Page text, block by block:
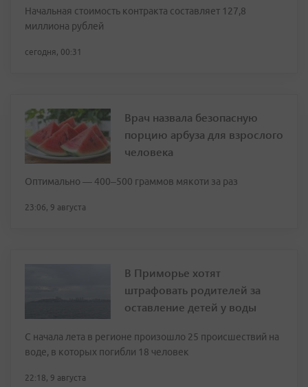
Начальная стоимость контракта составляет 127,8
миллиона рублей
сегодня, 00:31
Врач назвала безопасную
порцию арбуза для взрослого
человека
Оптимально — 400–500 граммов мякоти за раз
23:06, 9 августа
В Приморье хотят
штрафовать родителей за
оставление детей у воды
С начала лета в регионе произошло 25 происшествий на
воде, в которых погибли 18 человек
22:18, 9 августа